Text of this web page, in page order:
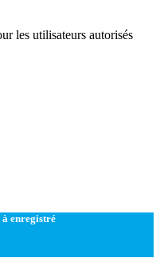
les utilisateurs autorisés
à enregistré